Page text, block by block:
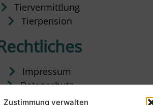
Zustimmung verwalten
Tiervermittlung
Tierpension
Impressum
Datenschutz
Satzung